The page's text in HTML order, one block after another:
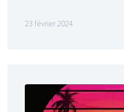
23 février 2024